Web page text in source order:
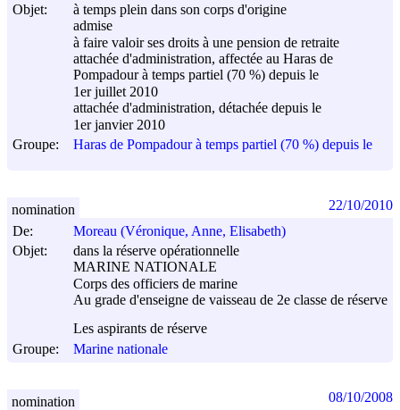
Objet:
à temps plein dans son corps d'origine
admise
à faire valoir ses droits à une pension de retraite
attachée d'administration, affectée au Haras de
Pompadour à temps partiel (70 %) depuis le
1er juillet 2010
attachée d'administration, détachée depuis le
1er janvier 2010
Groupe:
Haras de Pompadour à temps partiel (70 %) depuis le
De:
Moreau (Véronique, Anne, Elisabeth)
Objet:
dans la réserve opérationnelle
MARINE NATIONALE
Corps des officiers de marine
Au grade d'enseigne de vaisseau de 2e classe de réserve
Les aspirants de réserve
Groupe:
Marine nationale
nomination 22/10/2010
nomination 08/10/2008